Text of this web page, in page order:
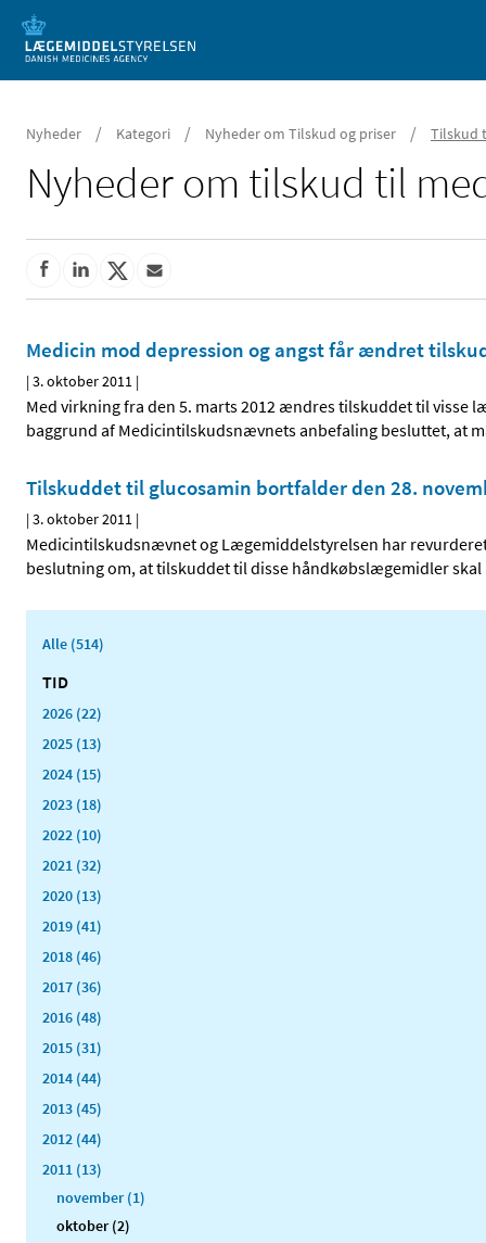
Mobil visning
Nyheder / Kategori / Nyheder om Tilskud og priser / Tilskud
Nyheder om tilskud til
Medicin mod depression og angst får ændret
|3. oktober 2011 |
Med virkning fra den 5. marts 2012 ændres tilskuddet til
baggrund af Medicintilskudsnævnets anbefaling besluttet, at
Tilskuddet til glucosamin bortfalder den 28.
|3. oktober 2011 |
Medicintilskudsnævnet og Lægemiddelstyrelsen har
beslutning om, at tilskuddet til disse håndkøbslægemidler
Alle (514)
TID
2026 (22)
2025 (13)
2024 (15)
2023 (18)
2022 (10)
2021 (32)
2020 (13)
2019 (41)
2018 (46)
2017 (36)
2016 (48)
2015 (31)
2014 (44)
2013 (45)
2012 (44)
2011 (13)
november (1)
oktober (2)